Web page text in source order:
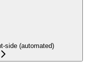
side (automated)